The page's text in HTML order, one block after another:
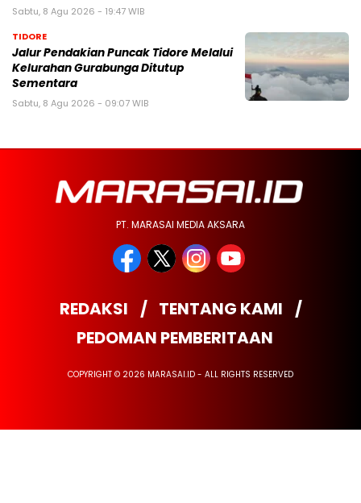
Sabtu, 8 Agu 2026 - 19:47 WIB
TIDORE
Jalur Pendakian Puncak Tidore Melalui
Kelurahan Gurabunga Ditutup
Sementara
Sabtu, 8 Agu 2026 - 09:07 WIB
PT. MARASAI MEDIA AKSARA
REDAKSI
TENTANG KAMI
PEDOMAN PEMBERITAAN
COPYRIGHT © 2026 MARASAI.ID - ALL RIGHTS RESERVED